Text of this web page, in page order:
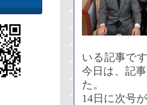
いる記事で
今日は、記
た。
14日に次号